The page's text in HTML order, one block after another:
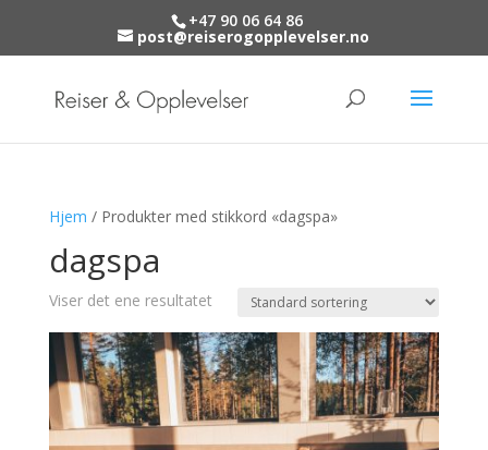
+47 90 06 64 86
post@reiserogopplevelser.no
Hjem / Produkter med stikkord «dagspa»
dagspa
Viser det ene resultatet